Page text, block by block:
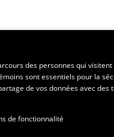
des personnes qui
sont essentiels pour la
de vos données avec des
de fonctionnalité